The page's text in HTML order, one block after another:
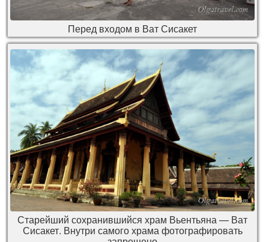
Перед входом в Ват Сисакет
Старейший сохранившийся храм Вьентьяна — Ват
Сисакет. Внутри самого храма фотографировать